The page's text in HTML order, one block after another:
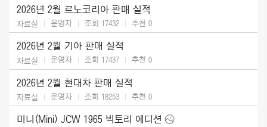
2026년 2월 르노코리아 판매 실적
자료실 운영자 조회 17432 추천 0
2026년 2월 기아 판매 실적
자료실 운영자 조회 17437 추천 0
2026년 2월 현대차 판매 실적
자료실 운영자 조회 18253 추천 0
미니(Mini) JCW 1965 빅토리 에디션